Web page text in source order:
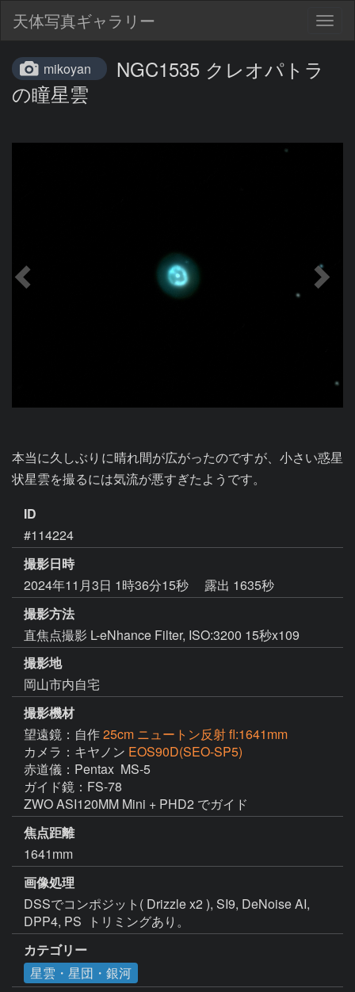
天体写真ギャラリー
mikoyan
NGC1535 クレオパトラ
の瞳星雲
本当に久しぶりに晴れ間が広がったのですが、小さい惑星
状星雲を撮るには気流が悪すぎたようです。
ID
#114224
撮影日時
2024年11月3日 1時36分15秒
露出 1635秒
撮影方法
直焦点撮影 L-eNhance Filter, ISO:3200 15秒x109
撮影地
岡山市内自宅
撮影機材
望遠鏡：自作25cm ニュートン反射 fl:1641mm
カメラ：キヤノン EOS90D(SEO-SP5)
赤道儀：Pentax  MS-5
ガイド鏡：FS-78
ZWO ASI120MM Mini + PHD2 でガイド
焦点距離
1641mm
画像処理
DSSでコンポジット( Drizzle x2 ), SI9, DeNoise AI,
DPP4, PS  トリミングあり。
カテゴリー
星雲・星団・銀河